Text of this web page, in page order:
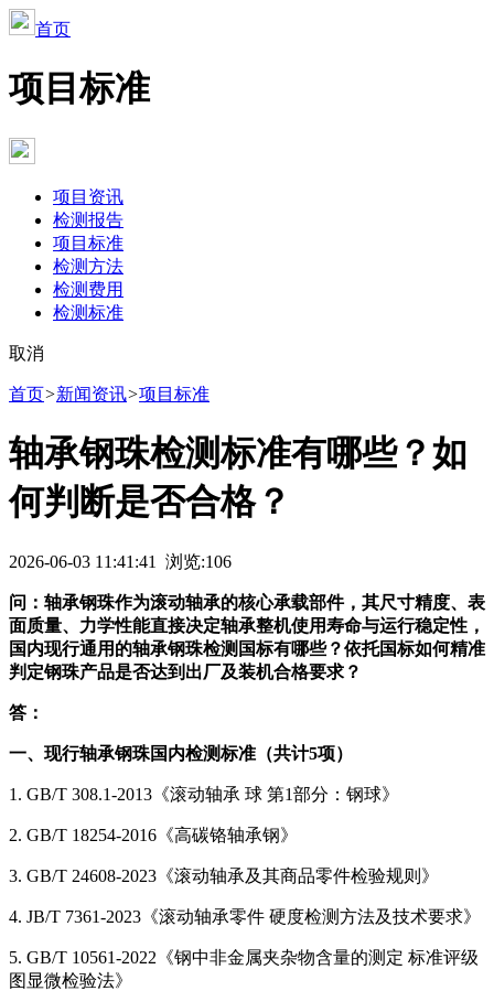
首页
项目标准
项目资讯
检测报告
项目标准
检测方法
检测费用
检测标准
取消
首页>新闻资讯>项目标准
‌‌‌‌轴承钢珠检测标准有哪些？如
何判断是否合格？
2026-06-03 11:41:41 浏览:106
问：轴承钢珠作为滚动轴承的核心承载部件，其尺寸精度、表
面质量、力学性能直接决定轴承整机使用寿命与运行稳定性，
国内现行通用的轴承钢珠检测国标有哪些？依托国标如何精准
判定钢珠产品是否达到出厂及装机合格要求？
答：
一、现行轴承钢珠国内检测标准（共计5项）
1. GB/T 308.1-2013《滚动轴承 球 第1部分：钢球》
2. GB/T 18254-2016《高碳铬轴承钢》
3. GB/T 24608-2023《滚动轴承及其商品零件检验规则》
4. JB/T 7361-2023《滚动轴承零件 硬度检测方法及技术要求》
5. GB/T 10561-2022《钢中非金属夹杂物含量的测定 标准评级
图显微检验法》